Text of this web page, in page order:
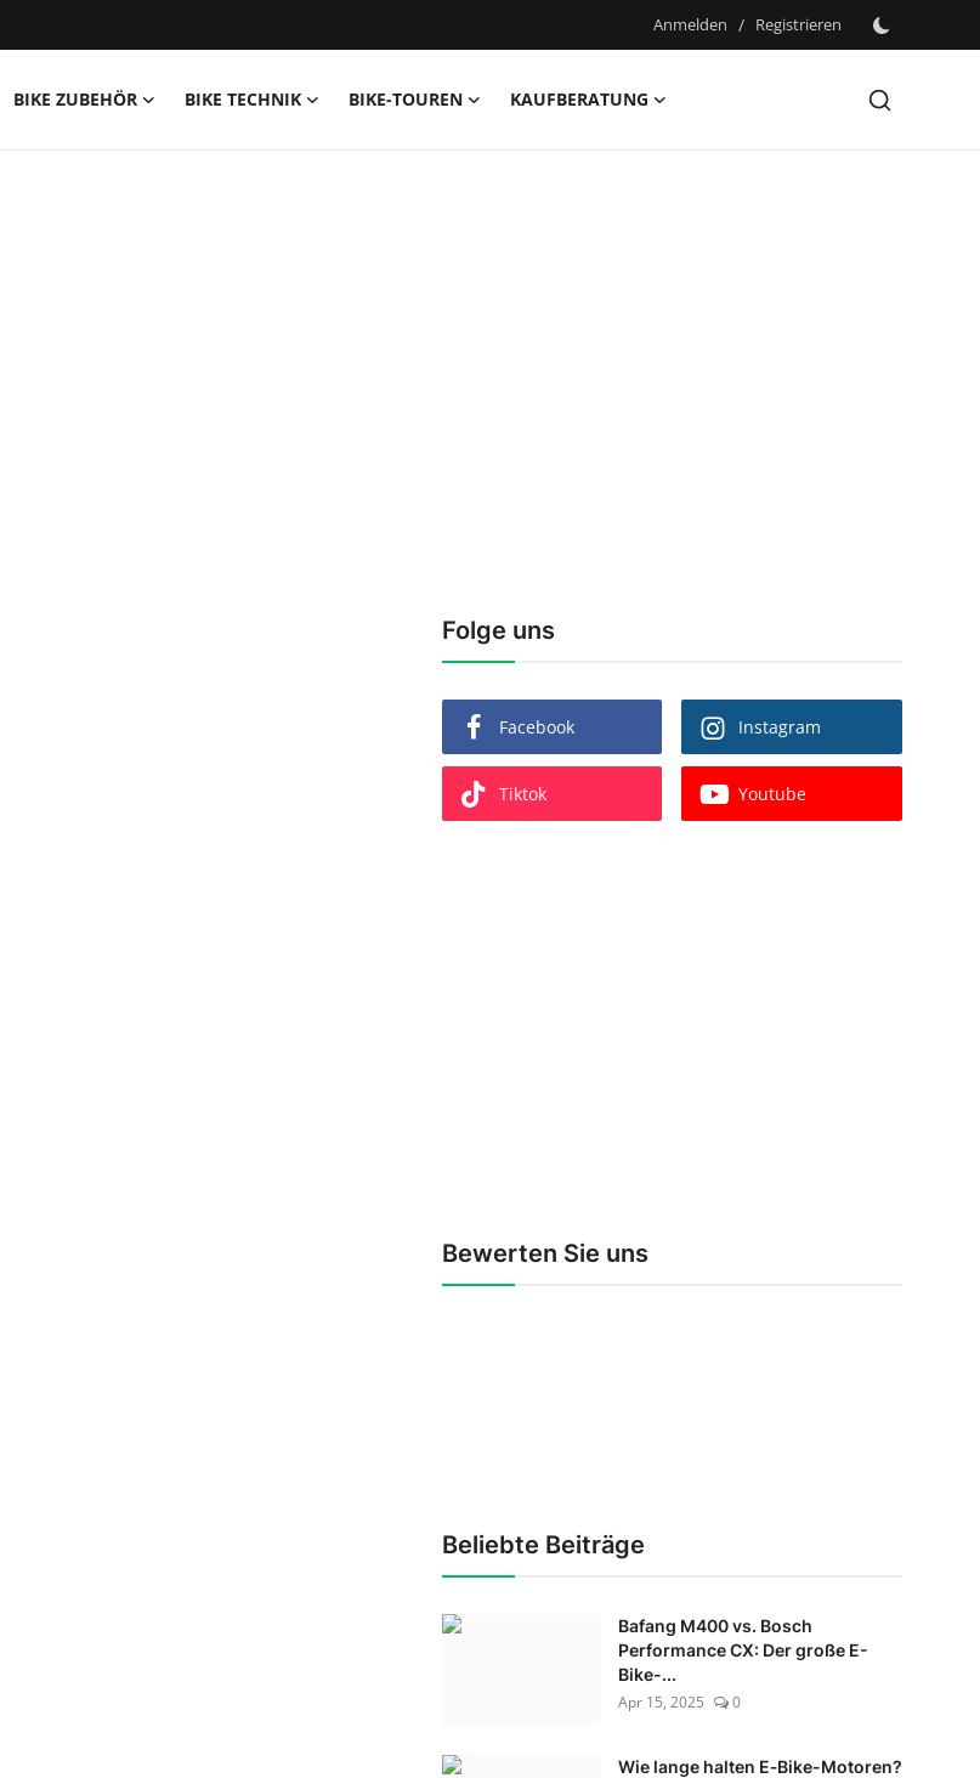
Anmelden / Registrieren
BIKE ZUBEHÖR BIKE TECHNIK BIKE-TOUREN KAUFBERATUNG
Folge uns
Facebook Instagram
Tiktok Youtube
Bewerten Sie uns
Beliebte Beiträge
Bafang M400 vs. Bosch
Performance CX: Der große E-
Bike-...
Apr 15, 2025
0
Wie lange halten E‑Bike-Motoren?